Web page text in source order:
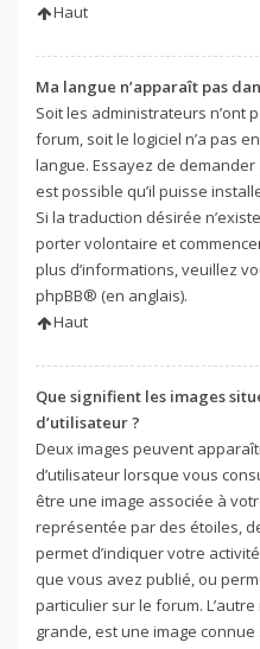
Haut
Ma langue n’apparaît pas
Soit les administrateurs n’ont
forum, soit le logiciel n’a pas
langue. Essayez de
est possible qu’il puisse
Si la traduction désirée
porter volontaire et
plus d’informations, veuillez
phpBB® (en anglais).
Haut
Que signifient les images
d’utilisateur ?
Deux images peuvent
d’utilisateur lorsque vous
être une image associée à
représentée par des étoiles,
permet d’indiquer votre
que vous avez publié, ou
particulier sur le forum.
grande, est une image